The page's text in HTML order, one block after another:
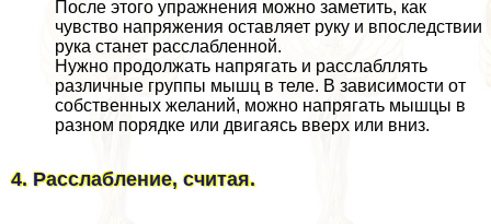
После этого упражнения можно заметить, как
чувство напряжения оставляет руку и впоследствии
рука станет расслабленной.
Нужно продолжать напрягать и расслабллять
различные группы мышц в теле. В зависимости от
собственных желаний, можно напрягать мышцы в
разном порядке или двигаясь вверх или вниз.
4. Расслабление, считая.